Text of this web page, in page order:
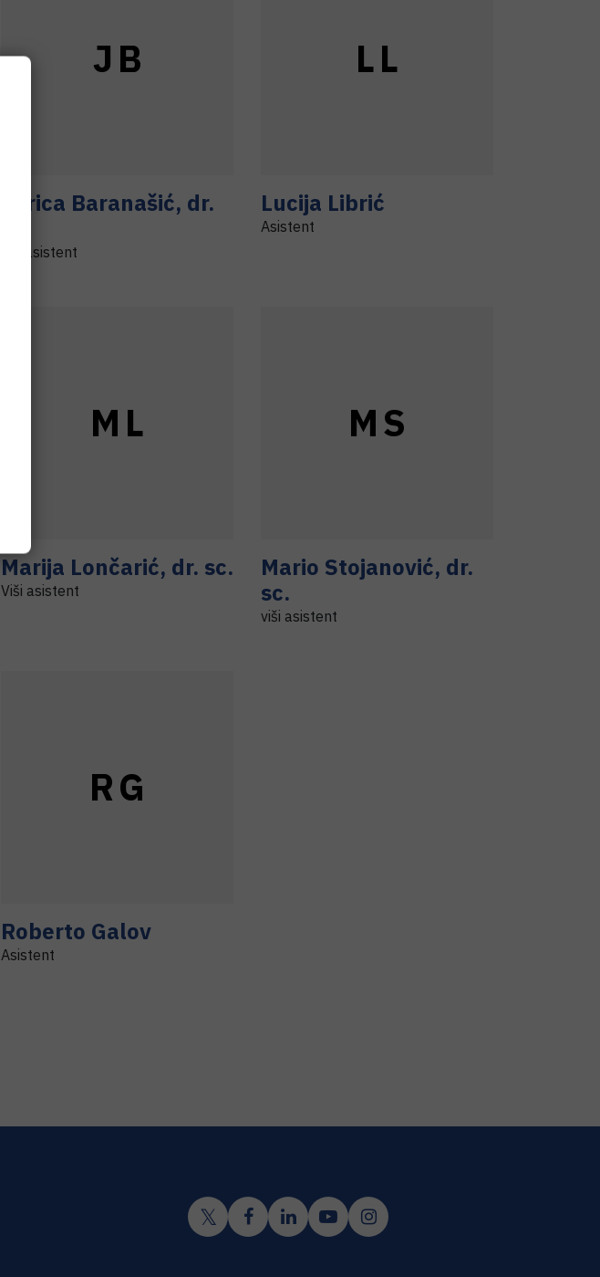
J B
Jurica Baranašić, dr.
viši asistent
LL
Lucija Librić
Asistent
M L
Marija Lončarić, dr. sc.
Viši asistent
MS
Mario Stojanović, dr.
sc.
viši asistent
RG
Roberto Galov
Asistent